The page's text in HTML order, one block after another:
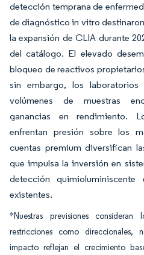
detección temprana de
de diagnóstico in vitro
la expansión de CLIA durante
del catálogo. El elevado
bloqueo de reactivos
sin embargo, los
volúmenes de muestras
ganancias en rendimiento.
enfrentan presión sobre los
cuentas premium diversifican
que impulsa la inversión en
detección
existentes.
*Nuestras previsiones
restricciones como direccionales,
impacto reflejan el crecimiento